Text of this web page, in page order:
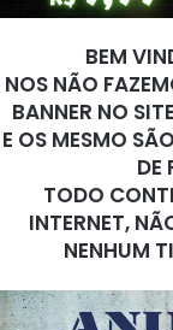
BEM
NOS NÃO
BANNER NO
E OS MESMO
DE
TODO
INTERNET,
NENHUM